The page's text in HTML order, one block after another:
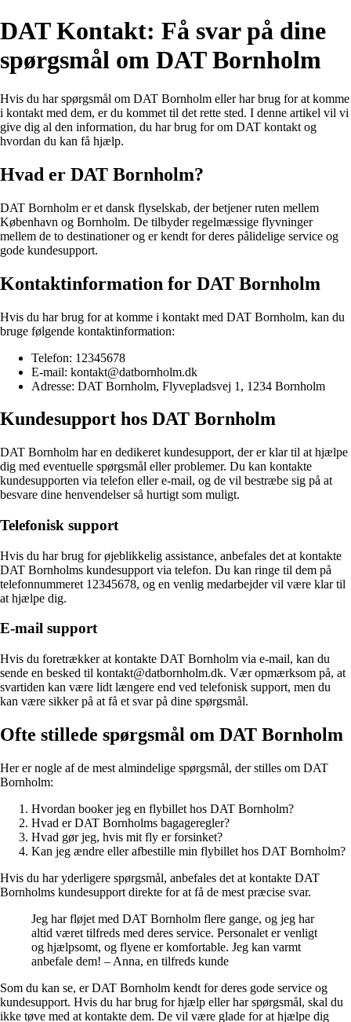
DAT Kontakt: Få svar på dine
spørgsmål om DAT Bornholm
Hvis du har spørgsmål om DAT Bornholm eller har brug for at komme
i kontakt med dem, er du kommet til det rette sted. I denne artikel vil vi
give dig al den information, du har brug for om DAT kontakt og
hvordan du kan få hjælp.
Hvad er DAT Bornholm?
DAT Bornholm er et dansk flyselskab, der betjener ruten mellem
København og Bornholm. De tilbyder regelmæssige flyvninger
mellem de to destinationer og er kendt for deres pålidelige service og
gode kundesupport.
Kontaktinformation for DAT Bornholm
Hvis du har brug for at komme i kontakt med DAT Bornholm, kan du
bruge følgende kontaktinformation:
Telefon: 12345678
E-mail: kontakt@datbornholm.dk
Adresse: DAT Bornholm, Flyvepladsvej 1, 1234 Bornholm
Kundesupport hos DAT Bornholm
DAT Bornholm har en dedikeret kundesupport, der er klar til at hjælpe
dig med eventuelle spørgsmål eller problemer. Du kan kontakte
kundesupporten via telefon eller e-mail, og de vil bestræbe sig på at
besvare dine henvendelser så hurtigt som muligt.
Telefonisk support
Hvis du har brug for øjeblikkelig assistance, anbefales det at kontakte
DAT Bornholms kundesupport via telefon. Du kan ringe til dem på
telefonnummeret 12345678, og en venlig medarbejder vil være klar til
at hjælpe dig.
E-mail support
Hvis du foretrækker at kontakte DAT Bornholm via e-mail, kan du
sende en besked til kontakt@datbornholm.dk. Vær opmærksom på, at
svartiden kan være lidt længere end ved telefonisk support, men du
kan være sikker på at få et svar på dine spørgsmål.
Ofte stillede spørgsmål om DAT Bornholm
Her er nogle af de mest almindelige spørgsmål, der stilles om DAT
Bornholm:
Hvordan booker jeg en flybillet hos DAT Bornholm?
Hvad er DAT Bornholms bagageregler?
Hvad gør jeg, hvis mit fly er forsinket?
Kan jeg ændre eller afbestille min flybillet hos DAT Bornholm?
Hvis du har yderligere spørgsmål, anbefales det at kontakte DAT
Bornholms kundesupport direkte for at få de mest præcise svar.
Jeg har fløjet med DAT Bornholm flere gange, og jeg har
altid været tilfreds med deres service. Personalet er venligt
og hjælpsomt, og flyene er komfortable. Jeg kan varmt
anbefale dem! – Anna, en tilfreds kunde
Som du kan se, er DAT Bornholm kendt for deres gode service og
kundesupport. Hvis du har brug for hjælp eller har spørgsmål, skal du
ikke tøve med at kontakte dem. De vil være glade for at hjælpe dig